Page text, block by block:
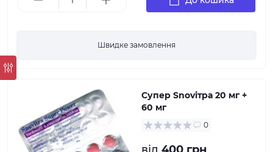
Швидке замовлення
Супер Snovітра 20 мг +
60 мг
0